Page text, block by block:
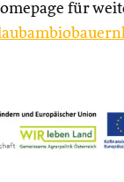
für